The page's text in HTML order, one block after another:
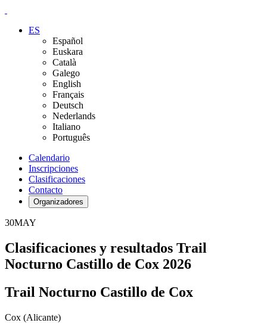
ES
Español
Euskara
Català
Galego
English
Français
Deutsch
Nederlands
Italiano
Português
Calendario
Inscripciones
Clasificaciones
Contacto
Organizadores
30MAY
Clasificaciones y resultados Trail
Nocturno Castillo de Cox 2026
Trail Nocturno Castillo de Cox
Cox (Alicante)